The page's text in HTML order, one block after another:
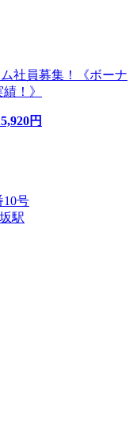
社員募集！《ボーナ
！》
円
10号
駅